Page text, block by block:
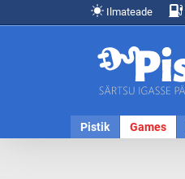
Ilmateade
Pistik Games